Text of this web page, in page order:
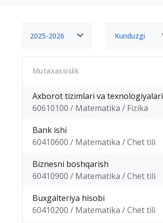
2025-2026 Kunduzgi
Mutaxassislik
Axborot tizimlari va texnologiyalari
60610100 / Matematika / Fizika
Bank ishi
60410600 / Matematika / Chet tili
Biznesni boshqarish
60410900 / Matematika / Chet tili
Buxgalteriya hisobi
60410200 / Matematika / Chet tili